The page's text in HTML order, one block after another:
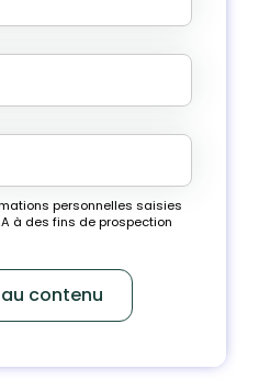
personnelles saisies
à des fins de prospection